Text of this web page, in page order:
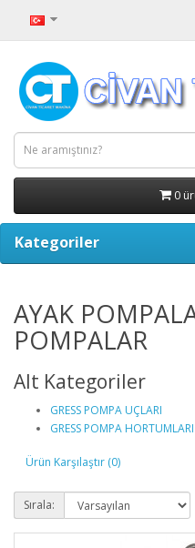
0
Kategoriler
AYAK
POMPALAR
Alt Kategoriler
GRESS POMPA UÇLARI
GRESS POMPA HORTUMLARI
Ürün Karşılaştır (0)
Sırala: